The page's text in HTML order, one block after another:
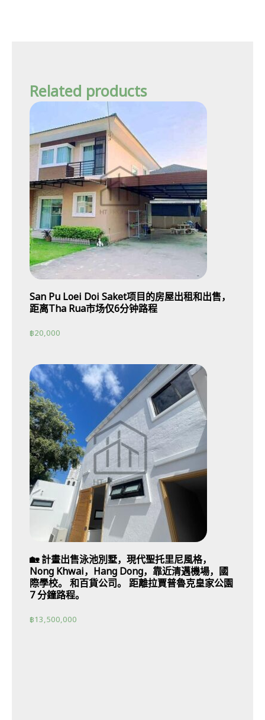
Related products
San Pu Loei Doi Saket项目的房屋出租和出售，
距离Tha Rua市场仅6分钟路程
฿20,000
🏡 計畫出售泳池別墅，現代聖托里尼風格，
Nong Khwai，Hang Dong，靠近清邁機場，國
際學校。 和百貨公司。 距離拉賈普魯克皇家公園
7 分鐘路程。
฿13,500,000